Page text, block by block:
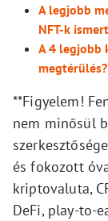
A legjobb
NFT-k
A 4 legjobb
megtérülés?
**Figyelem!
nem minősül
és fokozott
kriptovaluta,
DeFi, play-to-